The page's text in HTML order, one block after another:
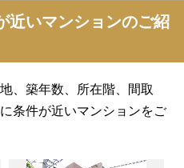
近いマンションのご紹
、築年数、所在階、間取
条件が近いマンションをご